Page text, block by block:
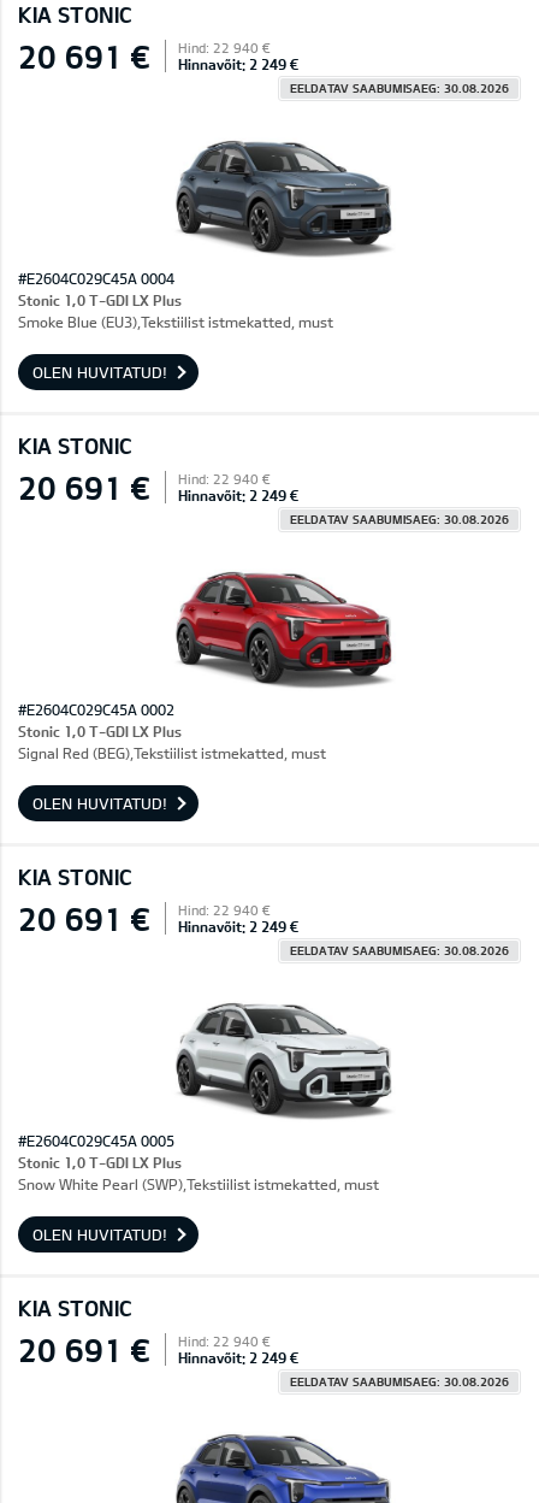
KIA STONIC
20 691 € Hind: 22 940 €
Hinnavõit: 2 249 €
EELDATAV SAABUMISAEG: 30.08.2026
#E2604C029C45A 0004
Stonic 1,0 T-GDI LX Plus
Smoke Blue (EU3),Tekstiilist istmekatted, must
OLEN HUVITATUD!
KIA STONIC
20 691 € Hind: 22 940 €
Hinnavõit: 2 249 €
EELDATAV SAABUMISAEG: 30.08.2026
#E2604C029C45A 0002
Stonic 1,0 T-GDI LX Plus
Signal Red (BEG),Tekstiilist istmekatted, must
OLEN HUVITATUD!
KIA STONIC
20 691 € Hind: 22 940 €
Hinnavõit: 2 249 €
EELDATAV SAABUMISAEG: 30.08.2026
#E2604C029C45A 0005
Stonic 1,0 T-GDI LX Plus
Snow White Pearl (SWP),Tekstiilist istmekatted, must
OLEN HUVITATUD!
KIA STONIC
20 691 € Hind: 22 940 €
Hinnavõit: 2 249 €
EELDATAV SAABUMISAEG: 30.08.2026